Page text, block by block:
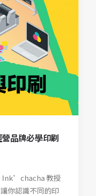
品牌必學印刷
Ink’chacha 教授
你認識不同的印